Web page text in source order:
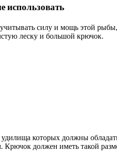
использовать
силу и мощь этой
леску и большой крючок.
удилища которых должны
Крючок должен иметь такой